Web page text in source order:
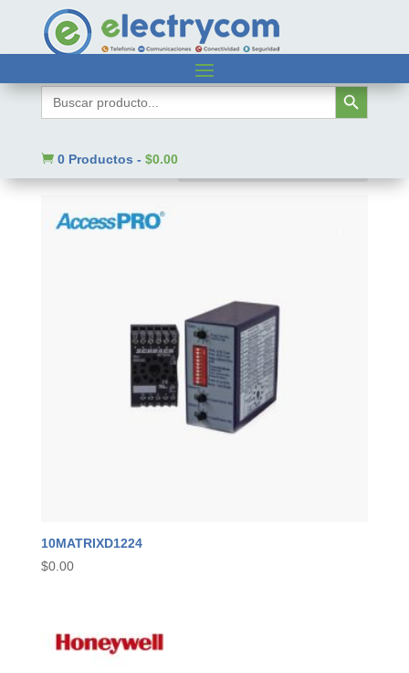
Buscar: Botón de búsqueda
 0 Productos - $0.00
/ Código SAT del producto / 26121616
26121616
10MATRIXD1224
$0.00